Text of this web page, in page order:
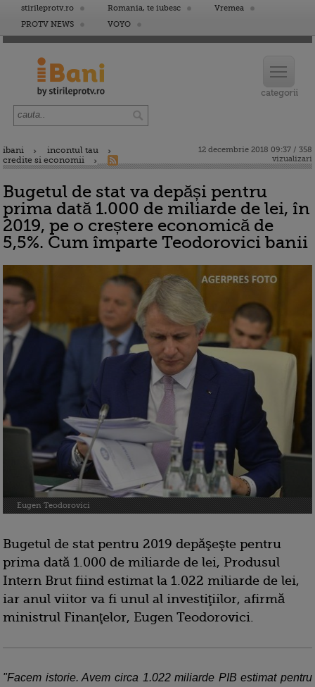
stirileprotv.ro Romania, te iubesc
Vremea
PROTV NEWS
VOYO
ibani
incontul tau
credite si economii
12 decembrie 2018 09:37 / 358
vizualizari
Bugetul de stat va depăși pentru
prima dată 1.000 de miliarde de lei, în
2019, pe o creștere economică de
5,5%. Cum împarte Teodorovici banii
Eugen Teodorovici
Bugetul de stat pentru 2019 depăşeşte pentru
prima dată 1.000 de miliarde de lei, Produsul
Intern Brut fiind estimat la 1.022 miliarde de lei,
iar anul viitor va fi unul al investiţiilor, afirmă
ministrul Finanţelor, Eugen Teodorovici.
"Facem istorie. Avem circa 1.022 miliarde PIB estimat pentru